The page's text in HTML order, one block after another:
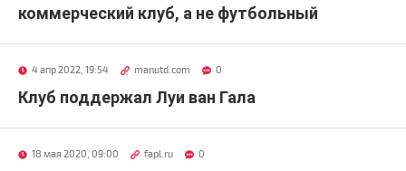
коммерческий клуб, а не футбольный
4 апр 2022, 19:54 manutd.com 0
Клуб поддержал Луи ван Гала
18 мая 2020, 09:00 fapl.ru 0